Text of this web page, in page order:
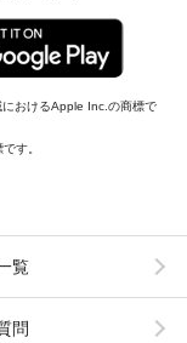
おけるApple Inc.の商標で
す。
覧
問